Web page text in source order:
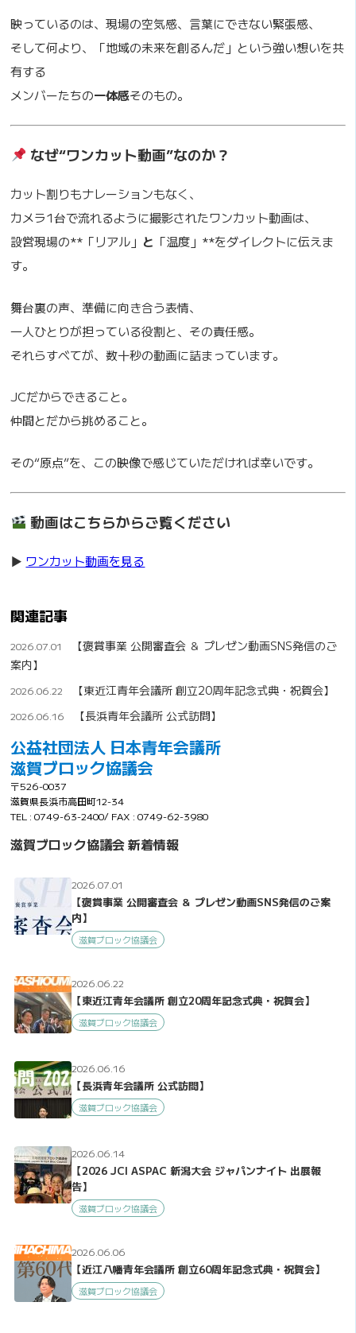
映っているのは、現場の空気感、言葉にできない緊張感、
そして何より、「地域の未来を創るんだ」という強い想いを共
有する
メンバーたちの一体感そのもの。
なぜ“ワンカット動画”なのか？
カット割りもナレーションもなく、
カメラ1台で流れるように撮影されたワンカット動画は、
設営現場の**「リアル」 と 「温度」**をダイレクトに伝えま
す。
舞台裏の声、準備に向き合う表情、
一人ひとりが担っている役割と、その責任感。
それらすべてが、数十秒の動画に詰まっています。
JCだからできること。
仲間とだから挑めること。
その“原点”を、この映像で感じていただければ幸いです。
動画はこちらからご覧ください
▶︎ ワンカット動画を見る
関連記事
2026.07.01
【褒賞事業 公開審査会 ＆ プレゼン動画SNS発信のご
案内】
2026.06.22 【東近江青年会議所 創立20周年記念式典・祝賀会】
2026.06.16 【長浜青年会議所 公式訪問】
公益社団法人 日本青年会議所
滋賀ブロック協議会
〒526-0037
滋賀県長浜市高田町12-34
TEL : 0749-63-2400/ FAX : 0749-62-3980
滋賀ブロック協議会 新着情報
2026.07.01
【褒賞事業 公開審査会 ＆ プレゼン動画SNS発信のご案
内】
滋賀ブロック協議会
2026.06.22
【東近江青年会議所 創立20周年記念式典・祝賀会】
滋賀ブロック協議会
2026.06.16
【長浜青年会議所 公式訪問】
滋賀ブロック協議会
2026.06.14
【2026 JCI ASPAC 新潟大会 ジャパンナイト 出展報
告】
滋賀ブロック協議会
2026.06.06
【近江八幡青年会議所 創立60周年記念式典・祝賀会】
滋賀ブロック協議会